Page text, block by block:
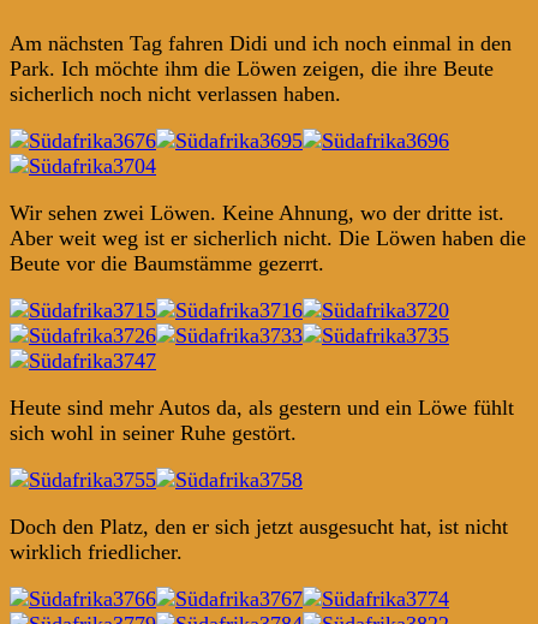
Am nächsten Tag fahren Didi und ich noch einmal in den
Park. Ich möchte ihm die Löwen zeigen, die ihre Beute
sicherlich noch nicht verlassen haben.
Wir sehen zwei Löwen. Keine Ahnung, wo der dritte ist.
Aber weit weg ist er sicherlich nicht. Die Löwen haben die
Beute vor die Baumstämme gezerrt.
Heute sind mehr Autos da, als gestern und ein Löwe fühlt
sich wohl in seiner Ruhe gestört.
Doch den Platz, den er sich jetzt ausgesucht hat, ist nicht
wirklich friedlicher.